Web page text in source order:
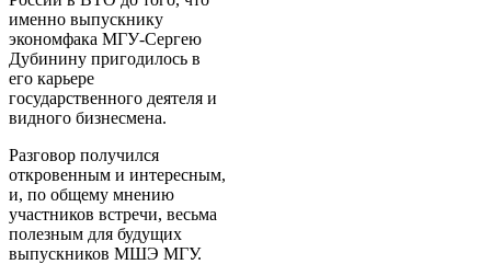
именно выпускнику
экономфака МГУ-Сергею
Дубинину пригодилось в
его карьере
государственного деятеля и
видного бизнесмена.
Разговор получился
откровенным и интересным,
и, по общему мнению
участников встречи, весьма
полезным для будущих
выпускников МШЭ МГУ.